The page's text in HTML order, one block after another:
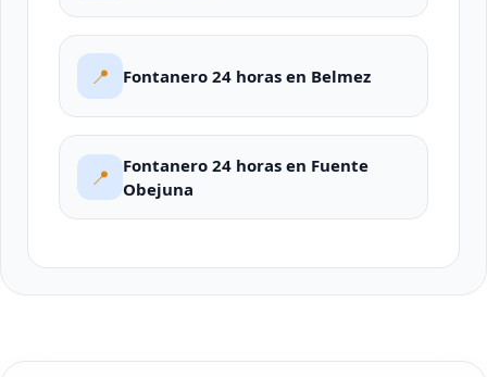
📍 Fontanero 24 horas en Belmez
📍
Fontanero 24 horas en Fuente
Obejuna